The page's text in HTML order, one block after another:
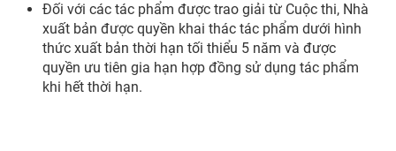
Đối với các tác phẩm được trao giải từ Cuộc thi, Nhà
xuất bản được quyền khai thác tác phẩm dưới hình
thức xuất bản thời hạn tối thiểu 5 năm và được
quyền ưu tiên gia hạn hợp đồng sử dụng tác phẩm
khi hết thời hạn.